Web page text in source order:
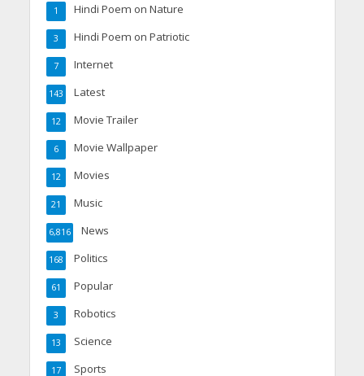
Hindi Poem on Nature
1
Hindi Poem on Patriotic
3
Internet
7
Latest
143
Movie Trailer
12
Movie Wallpaper
6
Movies
12
Music
21
News
6,816
Politics
168
Popular
61
Robotics
3
Science
13
Sports
17